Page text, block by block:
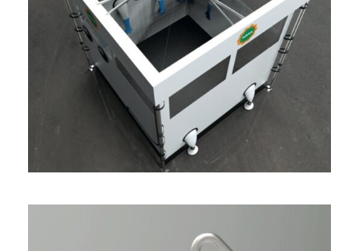
INDIVIDUELLE
PRÊT À L’EMPLOI
MONTAGE ULTRA RAPIDE